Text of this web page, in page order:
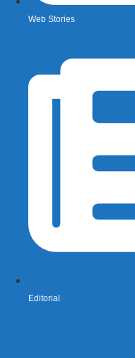
Web Stories
Editorial